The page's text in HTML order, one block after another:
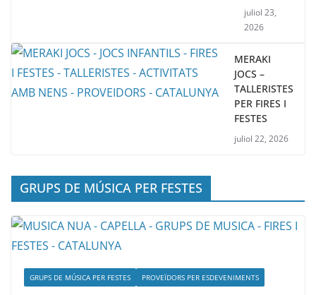
juliol 23,
2026
MERAKI
JOCS –
TALLERISTES
PER FIRES I
FESTES
juliol 22, 2026
GRUPS DE MÚSICA PER FESTES
GRUPS DE MÚSICA PER FESTES PROVEÏDORS PER ESDEVENIMENTS